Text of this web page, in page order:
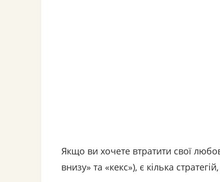
Якщо ви хочете втратити свої
внизу» та «кекс»), є кілька